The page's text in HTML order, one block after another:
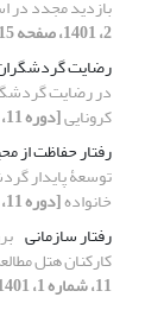
بازدید مجدد در
2، 1401، صفحه 115-129]
رضایت
در رضایت
کرونایی[دوره 11، شماره 4، 1401، صفحه 305-321]
رفتار حفاظت از
توسعۀ پایدار
خانواده[دوره 11، شماره 4، 1401، صفحه 1-18]
رفتار سازمانی
کارکنان هتل
11، شماره 1، 1401، صفحه 191-209]